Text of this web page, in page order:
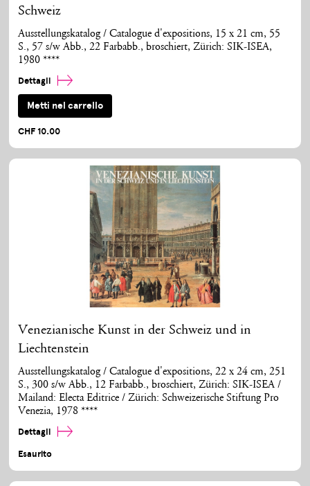
Schweiz
Ausstellungskatalog / Catalogue d'expositions, 15 x 21 cm, 55
S., 57 s/w Abb., 22 Farbabb., broschiert, Zürich: SIK-ISEA,
1980 ****
Dettagli
Metti nel carrello
CHF 10.00
Venezianische Kunst in der Schweiz und in
Liechtenstein
Ausstellungskatalog / Catalogue d'expositions, 22 x 24 cm, 251
S., 300 s/w Abb., 12 Farbabb., broschiert, Zürich: SIK-ISEA /
Mailand: Electa Editrice / Zürich: Schweizerische Stiftung Pro
Venezia, 1978 ****
Dettagli
Esaurito